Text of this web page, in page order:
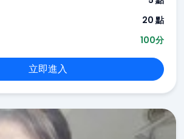
20 點
100分
立即進入